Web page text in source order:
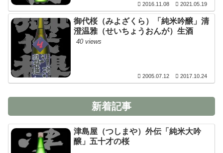
2016.11.08 2021.05.19
御代桜（みよざくら）「純米吟醸」清
澄温雅（せいちょうおんが）生酒
40 views
2005.07.12 2017.10.24
新着記事
津島屋（つしまや）外伝「純米大吟
醸」五十才の桜